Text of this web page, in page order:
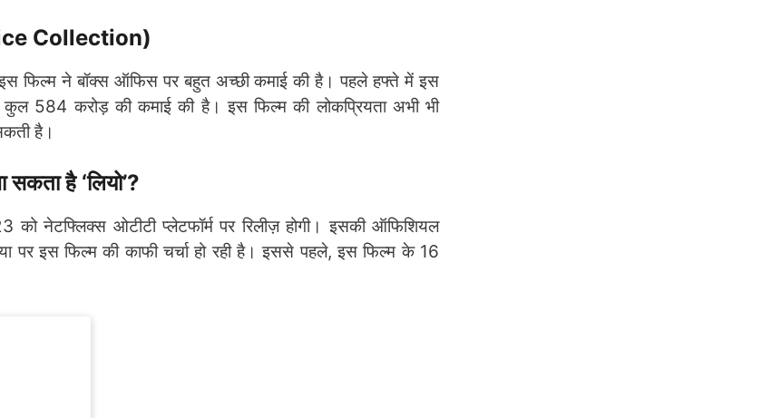
Collection)
फिल्म ने बॉक्स ऑफिस पर बहुत अच्छी कमाई की है। पहले हफ्ते में इस
करोड़ की कमाई की है। इस फिल्म की लोकप्रियता अभी भी
है।
है ‘लियो’?
नेटफ्लिक्स ओटीटी प्लेटफॉर्म पर रिलीज़ होगी। इसकी ऑफिशियल
इस फिल्म की काफी चर्चा हो रही है। इससे पहले, इस फिल्म के 16